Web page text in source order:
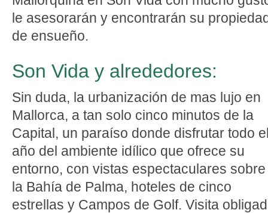
le asesorarán y encontrarán su
de ensueño.
Son Vida y alrededores:
Sin duda, la urbanización de mas lujo en
Mallorca, a tan solo cinco minutos de la
Capital, un paraíso donde disfrutar todo
año del ambiente idílico que ofrece su
entorno, con vistas espectaculares sobre
la Bahía de Palma, hoteles de cinco
estrellas y Campos de Golf. Visita